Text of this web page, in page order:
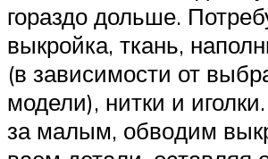
гораздо дольше.
выкройка, ткань,
(в зави­си­мо­сти от
модели), нитки и
за малым, обво­дим